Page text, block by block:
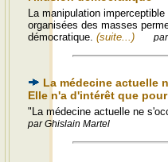
La manipulation
organisées des masses
démocratique. (suite...)
La médecine actuelle
Elle n'a d'intérêt que
"La médecine actuelle ne
par Ghislain Martel